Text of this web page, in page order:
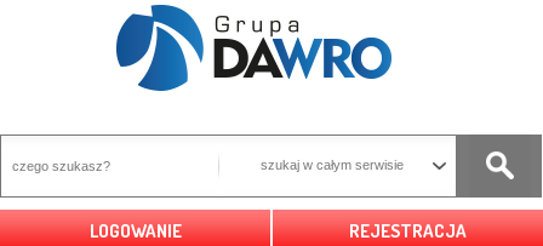
szukaj w całym serwisie
LOGOWANIE REJESTRACJA